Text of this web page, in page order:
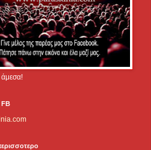
άμεσα!
FB